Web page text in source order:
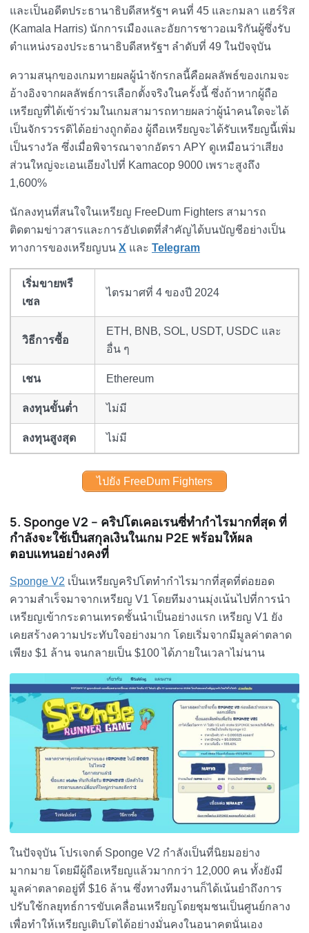
และเป็นอดีตประธานาธิบดีสหรัฐฯ คนที่ 45 และกมลา แฮร์ริส
(Kamala Harris) นักการเมืองและอัยการชาวอเมริกันผู้ซึ่งรับ
ตำแหน่งรองประธานาธิบดีสหรัฐฯ ลำดับที่ 49 ในปัจจุบัน
ความสนุกของเกมทายผลผู้นำจักรกลนี้คือผลลัพธ์ของเกมจะ
อ้างอิงจากผลลัพธ์การเลือกตั้งจริงในครั้งนี้ ซึ่งถ้าหากผู้ถือ
เหรียญที่ได้เข้าร่วมในเกมสามารถทายผลว่าผู้นำคนใดจะได้
เป็นจักรวรรดิได้อย่างถูกต้อง ผู้ถือเหรียญจะได้รับเหรียญนี้เพิ่ม
เป็นรางวัล ซึ่งเมื่อพิจารณาจากอัตรา APY ดูเหมือนว่าเสียง
ส่วนใหญ่จะเอนเอียงไปที่ Kamacop 9000 เพราะสูงถึง
1,600%
นักลงทุนที่สนใจในเหรียญ FreeDum Fighters สามารถ
ติดตามข่าวสารและการอัปเดตที่สำคัญได้บนบัญชีอย่างเป็น
ทางการของเหรียญบน X และ Telegram
เริ่มขายพรี
เซล
ไตรมาศที่ 4 ของปี 2024
วิธีการซื้อ
ETH, BNB, SOL, USDT, USDC และ
อื่น ๆ
เชน Ethereum
ลงทุนขั้นต่ำ ไม่มี
ลงทุนสูงสุด ไม่มี
ไปยัง FreeDum Fighters
5. Sponge V2 – คริปโตเคอเรนซี่ทำกำไรมากที่สุด ที่
กำลังจะใช้เป็นสกุลเงินในเกม P2E พร้อมให้ผล
ตอบแทนอย่างคงที่
Sponge V2 เป็นเหรียญคริปโตทำกำไรมากที่สุดที่ต่อยอด
ความสำเร็จมาจากเหรียญ V1 โดยทีมงานมุ่งเน้นไปที่การนำ
เหรียญเข้ากระดานเทรดชั้นนำเป็นอย่างแรก เหรียญ V1 ยัง
เคยสร้างความประทับใจอย่างมาก โดยเริ่มจากมีมูลค่าตลาด
เพียง $1 ล้าน จนกลายเป็น $100 ได้ภายในเวลาไม่นาน
ในปัจจุบัน โปรเจกต์ Sponge V2 กำลังเป็นที่นิยมอย่าง
มากมาย โดยมีผู้ถือเหรียญแล้วมากกว่า 12,000 คน ทั้งยังมี
มูลค่าตลาดอยู่ที่ $16 ล้าน ซึ่งทางทีมงานก็ได้เน้นยำถึงการ
ปรับใช้กลยุทธ์การขับเคลื่อนเหรียญโดยชุมชนเป็นศูนย์กลาง
เพื่อทำให้เหรียญเติบโตได้อย่างมั่นคงในอนาคตนั่นเอง